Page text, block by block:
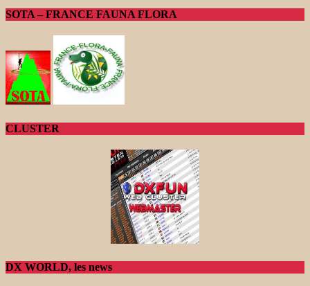
SOTA – FRANCE FAUNA FLORA
CLUSTER
DX WORLD, les news